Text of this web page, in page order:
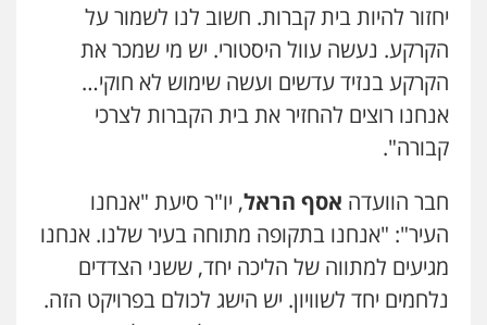
יחזור להיות בית קברות. חשוב לנו לשמור על
הקרקע. נעשה עוול היסטורי. יש מי שמכר את
הקרקע בנזיד עדשים ועשה שימוש לא חוקי…
אנחנו רוצים להחזיר את בית הקברות לצרכי
קבורה".
חבר הוועדה אסף הראל, יו"ר סיעת "אנחנו
העיר": "אנחנו בתקופה מתוחה בעיר שלנו. אנחנו
מגיעים למתווה של הליכה יחד, ששני הצדדים
נלחמים יחד לשוויון. יש הישג לכולם בפרויקט הזה.